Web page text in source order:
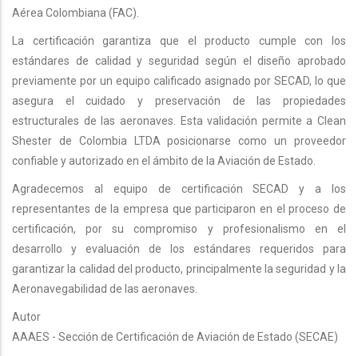
Aérea Colombiana (FAC).
La certificación garantiza que el producto cumple con los
estándares de calidad y seguridad según el diseño aprobado
previamente por un equipo calificado asignado por SECAD, lo que
asegura el cuidado y preservación de las propiedades
estructurales de las aeronaves. Esta validación permite a Clean
Shester de Colombia LTDA posicionarse como un proveedor
confiable y autorizado en el ámbito de la Aviación de Estado.
Agradecemos al equipo de certificación SECAD y a los
representantes de la empresa que participaron en el proceso de
certificación, por su compromiso y profesionalismo en el
desarrollo y evaluación de los estándares requeridos para
garantizar la calidad del producto, principalmente la seguridad y la
Aeronavegabilidad de las aeronaves.
Autor
AAAES - Sección de Certificación de Aviación de Estado (SECAE)